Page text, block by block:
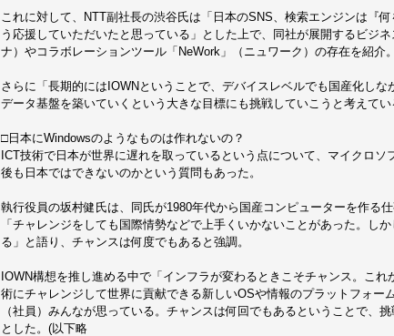
これに対して、NTT副社長の渋谷氏は「日本のSNS、検索エンジンは『
う応援していただいたと思っている」とした上で、同社が展開するビジ
ナ）やコラボレーションツール「NeWork」（ニュワーク）の存在を紹介。
さらに「長期的にはIOWNということで、デバイスレベルでも国産化し
データ基盤を築いていくという大きな目標にも挑戦していこうと考えてい
□日本にWindowsのようなものは作れないの？
ICT技術で日本が世界に遅れを取っているという点について、マイクロ
後も日本ではできないのかという質問もあった。
執行役員の坂村健氏は、同氏が1980年代から国産コンピューターを作る
「チャレンジをしても国際情勢などで上手くいかないことがあった。し
る」と語り、チャンスは何度でもあると強調。
IOWN構想を推し進める中で「インフラが変わるときこそチャンス。こ
術にチャレンジして世界に貢献できる新しいOSや情報のプラットフォー
（社員）みんなが思っている。チャンスは何回でもあるということで、
とした。(以下略